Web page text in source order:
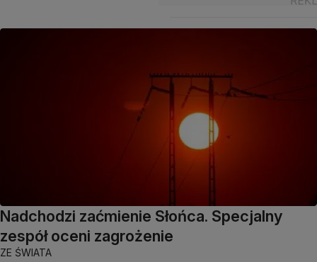
Nadchodzi zaćmienie Słońca. Specjalny
zespół oceni zagrożenie
ZE ŚWIATA